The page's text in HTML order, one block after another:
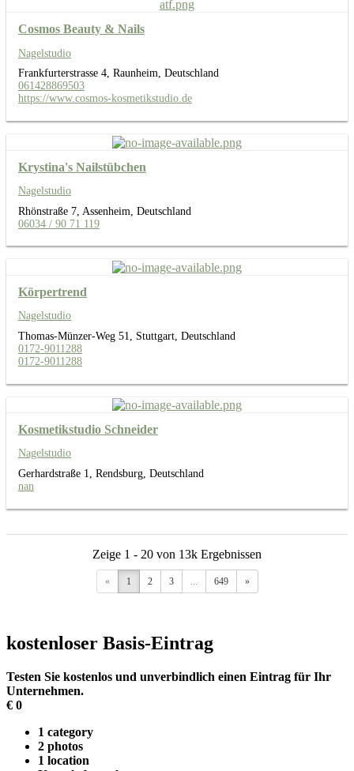
Cosmos Beauty & Nails
Nagelstudio
Frankfurterstrasse 4, Raunheim, Deutschland
061428869503
https://www.cosmos-kosmetikstudio.de
Krystina's Nailstübchen
Nagelstudio
Rhönstraße 7, Assenheim, Deutschland
06034 / 90 71 119
Körpertrend
Nagelstudio
Thomas-Münzer-Weg 51, Stuttgart, Deutschland
0172-9011288
0172-9011288
Kosmetikstudio Schneider
Nagelstudio
Gerhardstraße 1, Rendsburg, Deutschland
nan
Zeige 1 - 20 von 13k Ergebnissen
« 1 2 3 649 »
kostenloser Basis-Eintrag
Testen Sie kostenlos und unverbindlich einen Eintrag für Ihr
Unternehmen.
€ 0
1 category
2 photos
1 location